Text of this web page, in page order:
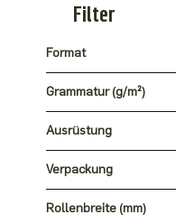
Filter
Format
Grammatur (g/m²)
Ausrüstung
Verpackung
Rollenbreite (mm)